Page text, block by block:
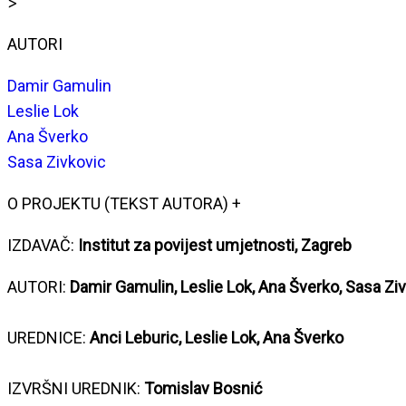
AUTORI
Damir Gamulin
Leslie Lok
Ana Šverko
Sasa Zivkovic
O PROJEKTU (TEKST AUTORA) +
IZDAVAČ: Institut za povijest umjetnosti, Zagreb
AUTORI: Damir Gamulin, Leslie Lok, Ana Šverko, Sasa
UREDNICE: Anci Leburic, Leslie Lok, Ana Šverko
IZVRŠNI UREDNIK: Tomislav Bosnić